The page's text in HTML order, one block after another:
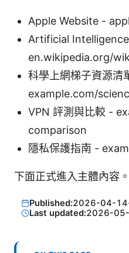
Apple Website -
Artificial
en.wikipedia.org/
科學上網梯子資源清
example.com/
VPN 評測與比較 -
comparison
隱私保護指南 -
下面正式進入主體內容。
Published:2026-04-14·
Last updated:2026-